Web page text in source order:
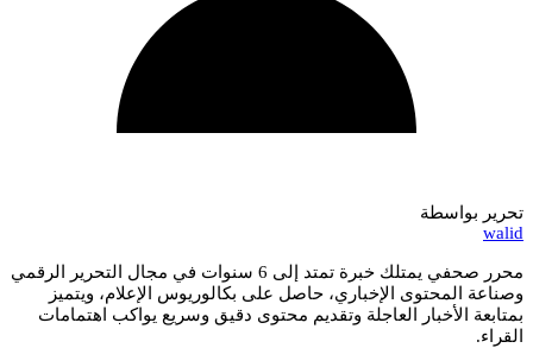
تحرير بواسطة
walid
محرر صحفي يمتلك خبرة تمتد إلى 6 سنوات في مجال التحرير الرقمي
وصناعة المحتوى الإخباري، حاصل على بكالوريوس الإعلام، ويتميز
بمتابعة الأخبار العاجلة وتقديم محتوى دقيق وسريع يواكب اهتمامات
القراء.